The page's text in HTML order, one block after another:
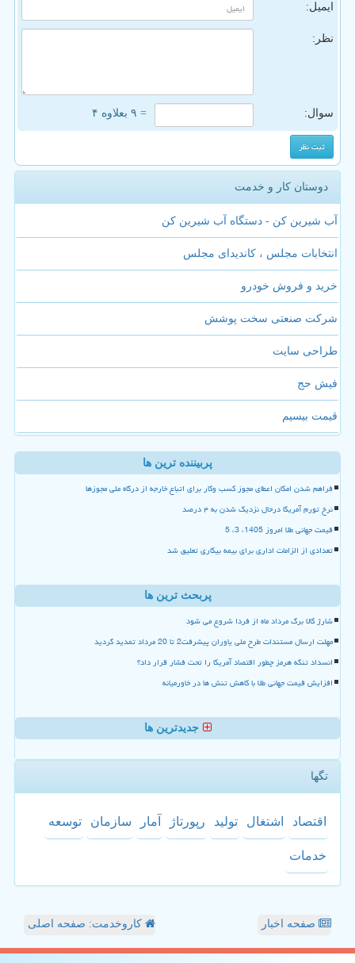
ایمیل:
نظر:
سوال: = ۹ بعلاوه ۴
دوستان کار و خدمت
آب شیرین کن - دستگاه آب شیرین کن
انتخابات مجلس ، کاندیدای مجلس
خرید و فروش خودرو
شرکت صنعتی سخت پوشش
طراحی سایت
فیش حج
قیمت بیسیم
پربیننده ترین ها
فراهم شدن امکان اعطای مجوز کسب وکار برای اتباع خارجه از درگاه ملی مجوزها
نرخ تورم آمریکا درحال نزدیک شدن به ۴ درصد
قیمت جهانی طلا امروز 1405، 3، 5
تعدادی از الزامات اداری برای بیمه بیکاری تعلیق شد
پربحث ترین ها
شارژ کالا برگ مرداد ماه از فردا شروع می شود
مهلت ارسال مستندات طرح ملی یاوران پیشرفت2 تا 20 مرداد تمدید گردید
انسداد تنگه هرمز چطور اقتصاد آمریکا را تحت فشار قرار داد؟
افزایش قیمت جهانی طلا با کاهش تنش ها در خاورمیانه
جدیدترین ها
تگها
اقتصاد اشتغال تولید رپورتاژ آمار سازمان توسعه
خدمات
صفحه اخبار کاروخدمت: صفحه اصلی